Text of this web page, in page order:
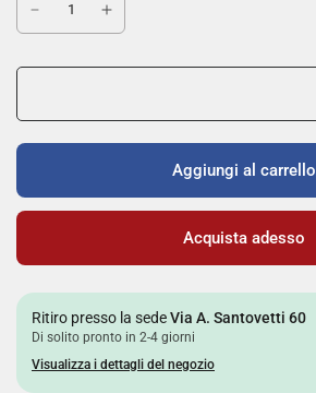
Aggiungi al carrello
Acquista adesso
Ritiro presso la sedeVia A. Santovetti 60
Di solito pronto in 2-4 giorni
Visualizza i dettagli del negozio